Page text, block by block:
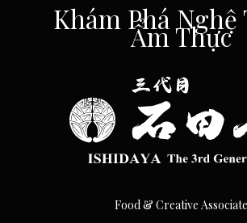
Khám Phá Nghệ
Ẩm Thực
Food & Creative Associate